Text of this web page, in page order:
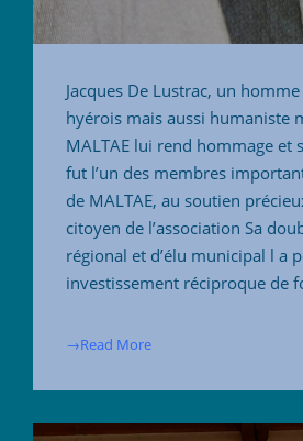
Jacques De Lustrac, un
hyérois mais aussi humaniste
MALTAE lui rend hommage et
fut l’un des membres
de MALTAE, au soutien
citoyen de l’association Sa
régional et d’élu municipal l a
investissement réciproque de
→Read More